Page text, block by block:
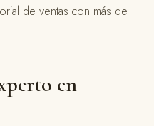
de ventas con más de
en